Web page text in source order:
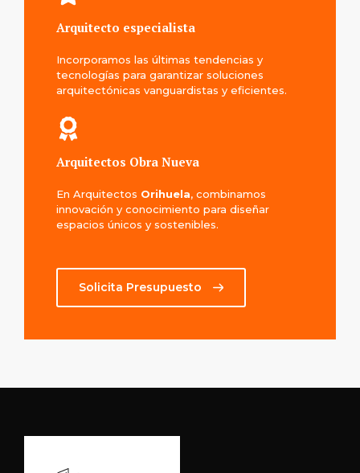
Arquitecto especialista
Incorporamos las últimas tendencias y
tecnologías para garantizar soluciones
arquitectónicas vanguardistas y eficientes.
Arquitectos Obra Nueva
En Arquitectos Orihuela, combinamos
innovación y conocimiento para diseñar
espacios únicos y sostenibles.
Solicita Presupuesto